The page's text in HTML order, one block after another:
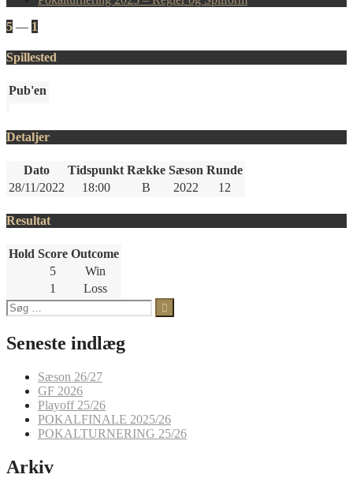
5 — 1
Spillested
Pub'en
Detaljer
Dato Tidspunkt Række Sæson Runde
28/11/2022
18:00 B 2022 12
Resultat
Hold Score Outcome
5
Win
1
Loss
Søg
efter:
Seneste indlæg
Sæson 26/27
GF 2026
Playoff 25/26
POKALFINALE 2025/26
POKALTURNERING 25/26
Arkiv